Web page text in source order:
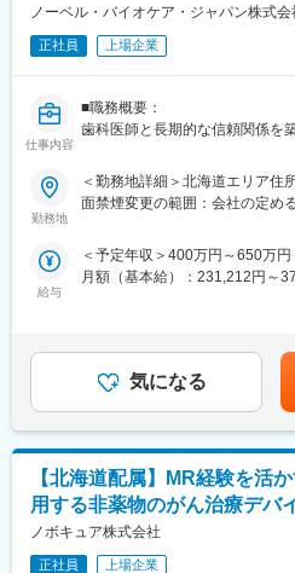
変更の範囲：会社の定める業務
QOL向上を叶えられたお話をド
常に社会貢献度の高い営業職に
■働き方
直行直帰のワークスタイルです
シブルなスケジューリングも可
でミーティングを行いますし(
ラネットから学術文献などのナ
■教育制度
当社ではトレーニングルームと
の基礎知識、製品知識などしっ
す。
取り入れており、独り立ちまで
マン指導でサポートいたします
ームで協力して業務を遂行して
将来は、エリアを統括するリ
のリージョナルマネージャーも
トとしての専門職、マーケティ
ます。
変更の範囲：会社の定める業務
ノーベル・バイオケア・ジャパン株式会
正社員 上場企業
仕事内容
■職務概要：
歯科医師と長期的な信頼関係を
治療の質と医院経営の向上に
す。
■職務詳細：
１．歯科医師・歯科技工士への
製品の適切な使用方法、新しい
新規顧客の開拓および既存顧客
２．担当エリアの営業計画・目
会社・部門方針に基づいた担当
市場状況・競合・顧客構成を踏
売上目標（売上金額、数量等）
歯科医師、歯科技工士などを対
催
勤務地
＜勤務地詳細＞北海道エリア住
面禁煙変更の範囲：会社の定め
給与
＜予定年収＞400万円～650万
月額（基本給）：231,212円～
月に支給ターゲット額：72万円
万円～65万円）賃金はあくまで
て上下する可能性があります。
です。
気になる
【北海道配属】MR経験を活
用する非薬物のがん治療デバ
ノボキュア株式会社
正社員 上場企業